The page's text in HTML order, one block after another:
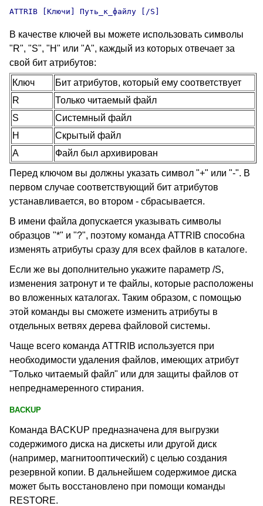
ATTRIB [Ключи] Путь_к_файлу [/S]
В качестве ключей вы можете использовать символы
"R", "S", "H" или "A", каждый из которых отвечает за
свой бит атрибутов:
Ключ
Бит атрибутов, который ему соответствует
R
Только читаемый файл
S
Системный файл
H
Скрытый файл
A
Файл был архивирован
Перед ключом вы должны указать символ "+" или "-". В
первом случае соответствующий бит атрибутов
устанавливается, во втором - сбрасывается.
В имени файла допускается указывать символы
образцов "*" и "?", поэтому команда ATTRIB способна
изменять атрибуты сразу для всех файлов в каталоге.
Если же вы дополнительно укажите параметр /S,
изменения затронут и те файлы, которые расположены
во вложенных каталогах. Таким образом, с помощью
этой команды вы сможете изменить атрибуты в
отдельных ветвях дерева файловой системы.
Чаще всего команда ATTRIB используется при
необходимости удаления файлов, имеющих атрибут
"Только читаемый файл" или для защиты файлов от
непреднамеренного стирания.
BACKUP
Команда BACKUP предназначена для выгрузки
содержимого диска на дискеты или другой диск
(например, магнитооптический) с целью создания
резервной копии. В дальнейшем содержимое диска
может быть восстановлено при помощи команды
RESTORE.